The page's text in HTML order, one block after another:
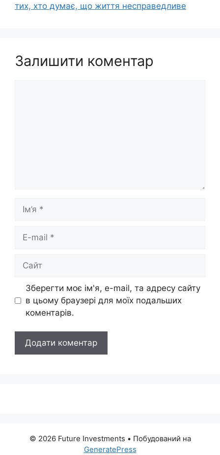
тих, хто думає, що життя несправедливе
Залишити коментар
mail
Зберегти моє ім'я, e-mail, та адресу сайту
в цьому браузері для моїх подальших
коментарів.
© 2026 Future Investments • Побудований на
GeneratePress